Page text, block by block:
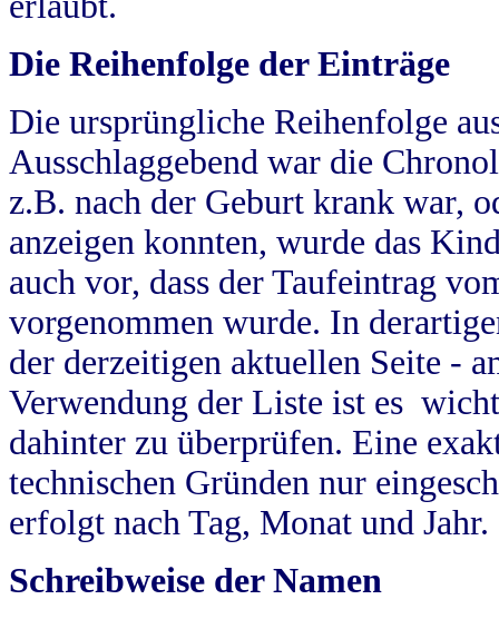
Die Reihenfolge der Einträge
Die ursprüngliche Reihenfolge
Ausschlaggebend war die
z.B. nach der Geburt krank war,
anzeigen konnten, wurde das
auch vor, dass der Taufeintrag
vorgenommen wurde. In
der derzeitigen aktuellen Seite -
Verwendung der Liste ist es
dahinter zu überprüfen. Eine
technischen Gründen nur
erfolgt nach Tag, Monat und Jahr.
Schreibweise der Namen